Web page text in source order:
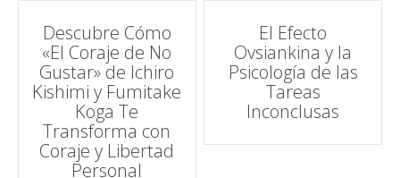
Navegación
de
entradas
Descubre Cómo
«El Coraje de No
Gustar» de Ichiro
Kishimi y Fumitake
Koga Te
Transforma con
Coraje y Libertad
Personal
El Efecto
Ovsiankina y la
Psicología de las
Tareas
Inconclusas